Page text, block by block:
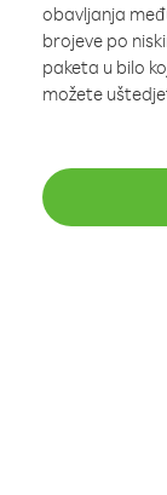
obavljanja
brojeve po
paketa u bilo
možete